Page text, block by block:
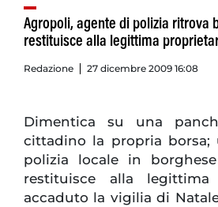
Agropoli, agente di polizia ritrova
restituisce alla legittima
Redazione 27 dicembre 2009 16:08
Dimentica su una
cittadino la propria borsa;
polizia locale in
restituisce alla legittima
accaduto la vigilia di